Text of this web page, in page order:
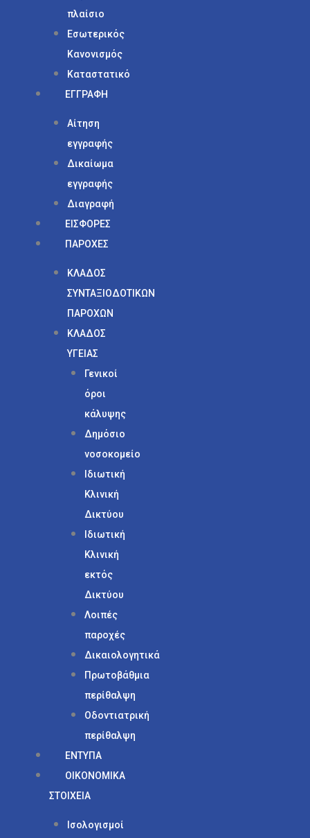
πλαίσιο
Εσωτερικός
Κανονισμός
Καταστατικό
ΕΓΓΡΑΦΗ
Αίτηση
εγγραφής
Δικαίωμα
εγγραφής
Διαγραφή
ΕΙΣΦΟΡΕΣ
ΠΑΡΟΧΕΣ
ΚΛΑΔΟΣ
ΣΥΝΤΑΞΙΟΔΟΤΙΚΩΝ
ΠΑΡΟΧΩΝ
ΚΛΑΔΟΣ
ΥΓΕΙΑΣ
Γενικοί
όροι
κάλυψης
Δημόσιο
νοσοκομείο
Ιδιωτική
Κλινική
Δικτύου
Ιδιωτική
Κλινική
εκτός
Δικτύου
Λοιπές
παροχές
Δικαιολογητικά
Πρωτοβάθμια
περίθαλψη
Οδοντιατρική
περίθαλψη
ΕΝΤΥΠΑ
ΟΙΚΟΝΟΜΙΚΑ
ΣΤΟΙΧΕΙΑ
Ισολογισμοί